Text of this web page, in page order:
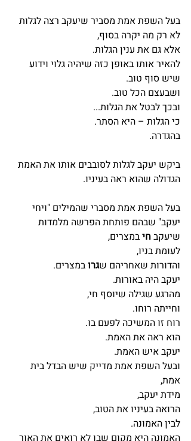
בעל השפת אמת מסביר שיעקב רצה לגלות
לא רק מה יקרה בסוף,
אלא גם את ענין הגלות.
להאיר אותו באופן כזה שיהיה גלוי וידוע
שיש סוף טוב.
ושבעצם הכל טוב.
ובכך לבטל את הגלות...
כי הגלות – היא הסתר.
בהגדרה.
ביקש יעקב לגלות לסובבים אותו את האמת
הגדולה שהוא ראה בעיניו.
בעל השפת אמת מסברי שהמילים "ויחי
יעקב" שבהם פותחת הפרשה מלמדות
שיעקב חי במצרים,
לעומת בניו,
והדורות שאחריהם שגרו במצרים.
יעקב היה באורות.
מהרגע שגילה שיוסף חי,
וחייתה רוחו.
רוח זו המשיכה לפעם בו.
הוא ראה את האמת.
יעקב איש האמת.
ובעל השפת אמת מדייק שיש הבדל בית
אמת,
מידת יעקב,
הרואה בעיניו את הטוב,
לבין האמונה.
האמונה היא מקום שבו לא רואים את האור